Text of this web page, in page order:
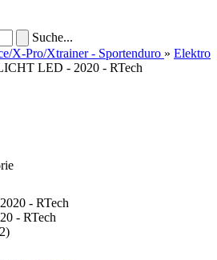
Suche...
X-Pro/Xtrainer - Sportenduro » Elektro
LED - 2020 - RTech
- RTech
)